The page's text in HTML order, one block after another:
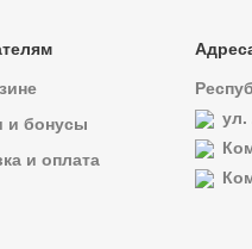
и бонусы
и оплата
ул.